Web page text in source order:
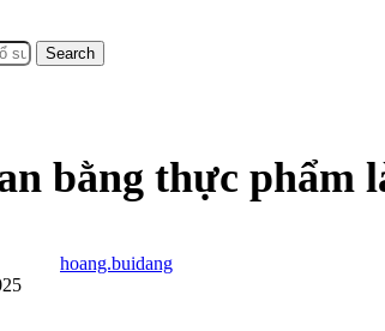
Search
bằng thực phẩm
hoang.buidang